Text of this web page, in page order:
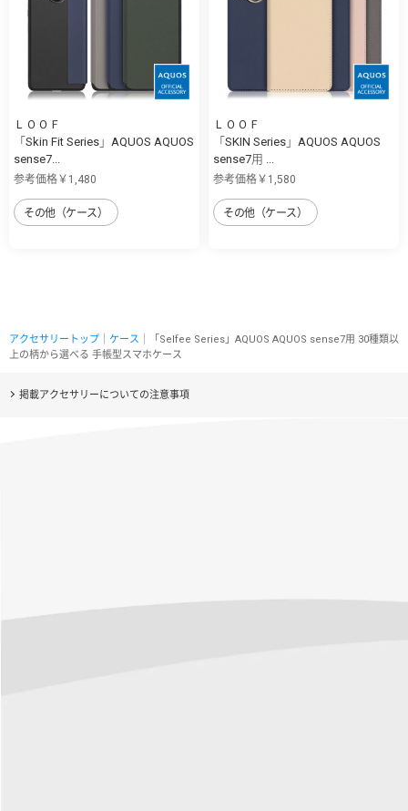
ＬＯＯＦ
「Skin Fit Series」AQUOS AQUOS
sense7...
参考価格￥1,480
その他（ケース）
ＬＯＯＦ
「SKIN Series」AQUOS AQUOS
sense7用 ...
参考価格￥1,580
その他（ケース）
アクセサリートップ ケース ｜「Selfee Series」AQUOS AQUOS sense7用 30種類以
上の柄から選べる 手帳型スマホケース
掲載アクセサリーについての注意事項